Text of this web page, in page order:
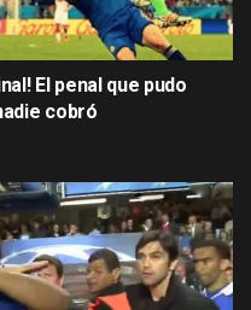
El penal que pudo
cobró